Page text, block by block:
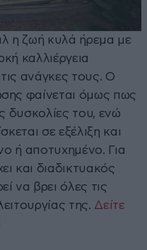
η ζωή κυλά ήρεμα με
καλλιέργεια
ανάγκες τους. Ο
φαίνεται όμως πως
δυσκολίες του, ενώ
σε εξέλιξη και
ή αποτυχημένο. Για
και διαδικτυακός
να βρει όλες τις
της. Δείτε